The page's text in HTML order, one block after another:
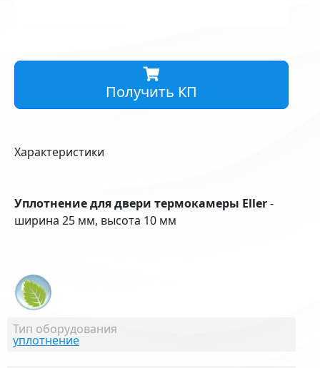
Тип оборудования
уплотнение
Получить КП
Характеристики
Уплотнение для двери термокамеры Eller-
ширина 25 мм, высота 10 мм